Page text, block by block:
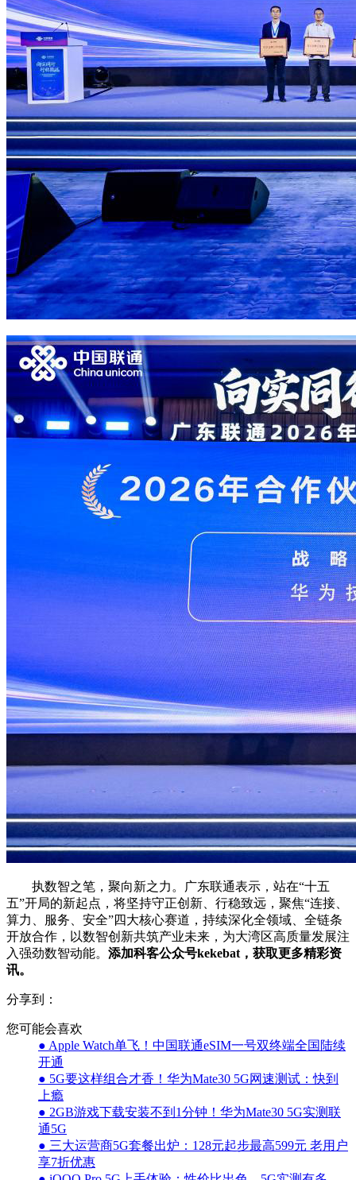
执数智之笔，聚向新之力。广东联通表示，站在“十五
五”开局的新起点，将坚持守正创新、行稳致远，聚焦“连接、
算力、服务、安全”四大核心赛道，持续深化全领域、全链条
开放合作，以数智创新共筑产业未来，为大湾区高质量发展注
入强劲数智动能。 添加科客公众号kekebat，获取更多精彩资
讯。
分享到：
您可能会喜欢
● Apple Watch单飞！中国联通eSIM一号双终端全国陆续
开通
● 5G要这样组合才香！华为Mate30 5G网速测试：快到
上瘾
● 2GB游戏下载安装不到1分钟！华为Mate30 5G实测联
通5G
● 三大运营商5G套餐出炉：128元起步最高599元 老用户
享7折优惠